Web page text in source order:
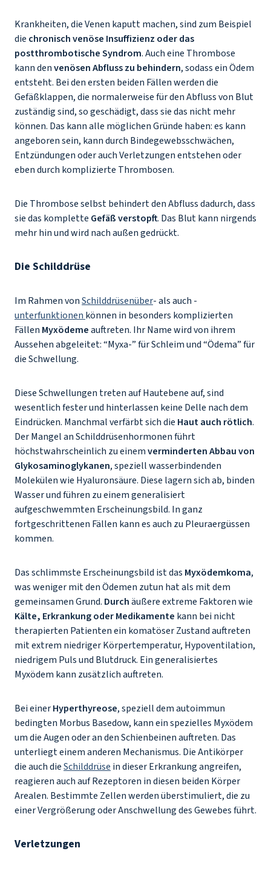
Krankheiten, die Venen kaputt machen, sind zum Beispiel
die chronisch venöse Insuffizienz oder das
postthrombotische Syndrom. Auch eine Thrombose
kann denvenösen Abfluss zu behindern, sodass ein Ödem
entsteht. Bei den ersten beiden Fällen werden die
Gefäßklappen, die normalerweise für den Abfluss von Blut
zuständig sind, so geschädigt, dass sie das nicht mehr
können. Das kann alle möglichen Gründe haben: es kann
angeboren sein, kann durch Bindegewebsschwächen,
Entzündungen oder auch Verletzungen entstehen oder
eben durch komplizierte Thrombosen.
Die Thrombose selbst behindert den Abfluss dadurch, dass
sie das komplette Gefäß verstopft. Das Blut kann nirgends
mehr hin und wird nach außen gedrückt.
Die Schilddrüse
Im Rahmen vonSchilddrüsenüber- als auch -
unterfunktionen können in besonders komplizierten
Fällen Myxödemeauftreten. Ihr Name wird von ihrem
Aussehen abgeleitet: “Myxa-” für Schleim und “Ödema” für
die Schwellung.
Diese Schwellungen treten auf Hautebene auf, sind
wesentlich fester und hinterlassen keine Delle nach dem
Eindrücken. Manchmal verfärbt sich die Haut auch rötlich.
Der Mangel an Schilddrüsenhormonen führt
höchstwahrscheinlich zu einemverminderten Abbau von
Glykosaminoglykanen, speziell wasserbindenden
Molekülen wie Hyaluronsäure. Diese lagern sich ab, binden
Wasser und führen zu einem generalisiert
aufgeschwemmten Erscheinungsbild. In ganz
fortgeschrittenen Fällen kann es auch zu Pleuraergüssen
kommen.
Das schlimmste Erscheinungsbild ist das Myxödemkoma,
was weniger mit den Ödemen zutun hat als mit dem
gemeinsamen Grund. Durchäußere extreme Faktoren wie
Kälte, Erkrankung oder Medikamente kann bei nicht
therapierten Patienten ein komatöser Zustand auftreten
mit extrem niedriger Körpertemperatur, Hypoventilation,
niedrigem Puls und Blutdruck. Ein generalisiertes
Myxödem kann zusätzlich auftreten.
Bei einerHyperthyreose, speziell dem autoimmun
bedingten Morbus Basedow, kann ein spezielles Myxödem
um die Augen oder an den Schienbeinen auftreten. Das
unterliegt einem anderen Mechanismus. Die Antikörper
die auch dieSchilddrüse in dieser Erkrankung angreifen,
reagieren auch auf Rezeptoren in diesen beiden Körper
Arealen. Bestimmte Zellen werden überstimuliert, die zu
einer Vergrößerung oder Anschwellung des Gewebes führt.
Verletzungen